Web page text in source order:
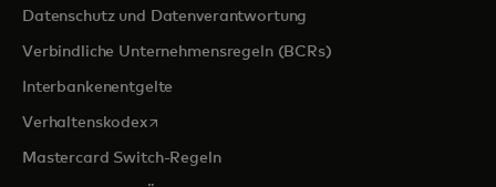
Datenschutz und Datenverantwortung
Verbindliche Unternehmensregeln (BCRs)
Interbankenentgelte
Verhaltenskodexwird in einer neuen Registerkarte geöffnet
Mastercard Switch-Regeln